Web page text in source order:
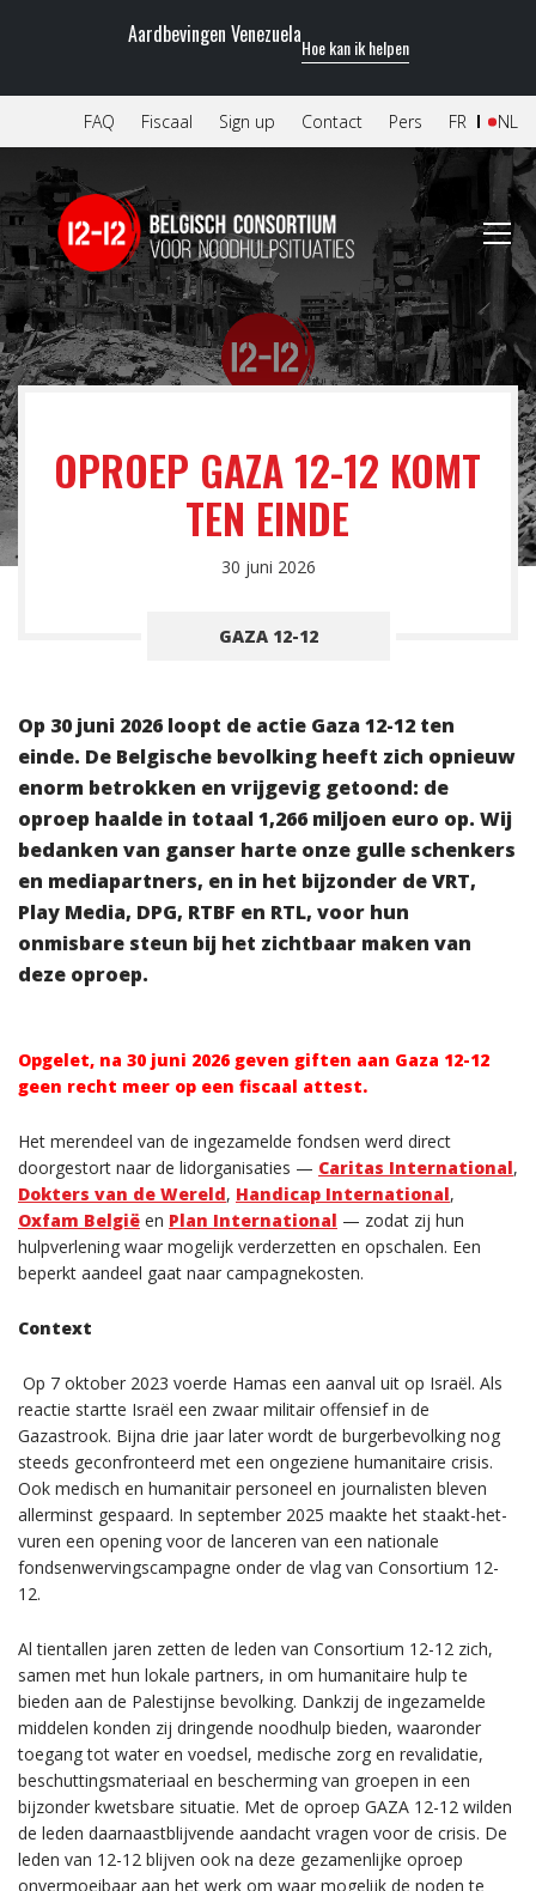
Aardbevingen VenezuelaHoe kan ik helpen
FAQ Fiscaal Sign up Contact Pers NL
FR
OPROEP GAZA 12-12 KOMT
TEN EINDE
30 juni 2026
GAZA 12-12
Op 30 juni 2026 loopt de actie Gaza 12-12 ten
einde. De Belgische bevolking heeft zich opnieuw
enorm betrokken en vrijgevig getoond: de
oproep haalde in totaal 1,266 miljoen euro op. Wij
bedanken van ganser harte onze gulle schenkers
en mediapartners, en in het bijzonder de VRT,
Play Media, DPG, RTBF en RTL, voor hun
onmisbare steun bij het zichtbaar maken van
deze oproep.
Opgelet, na 30 juni 2026 geven giften aan Gaza 12-12
geen recht meer op een fiscaal attest.
Het merendeel van de ingezamelde fondsen werd direct
doorgestort naar de lidorganisaties — Caritas International,
Dokters van de Wereld, Handicap International,
Oxfam België en Plan International — zodat zij hun
hulpverlening waar mogelijk verderzetten en opschalen. Een
beperkt aandeel gaat naar campagnekosten.
Context
Op 7 oktober 2023 voerde Hamas een aanval uit op Israël. Als
reactie startte Israël een zwaar militair offensief in de
Gazastrook. Bijna drie jaar later wordt de burgerbevolking nog
steeds geconfronteerd met een ongeziene humanitaire crisis.
Ook medisch en humanitair personeel en journalisten bleven
allerminst gespaard. In september 2025 maakte het staakt-het-
vuren een opening voor de lanceren van een nationale
fondsenwervingscampagne onder de vlag van Consortium 12-
12.
Al tientallen jaren zetten de leden van Consortium 12-12 zich,
samen met hun lokale partners, in om humanitaire hulp te
bieden aan de Palestijnse bevolking. Dankzij de ingezamelde
middelen konden zij dringende noodhulp bieden, waaronder
toegang tot water en voedsel, medische zorg en revalidatie,
beschuttingsmateriaal en bescherming van groepen in een
bijzonder kwetsbare situatie. Met de oproep GAZA 12-12 wilden
de leden daarnaastblijvende aandacht vragen voor de crisis. De
leden van 12-12 blijven ook na deze gezamenlijke oproep
onvermoeibaar aan het werk om waar mogelijk de noden te